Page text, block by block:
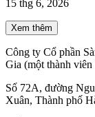
15 thg 6, 2026
Xem thêm
Công ty Cổ phần
Gia (một thành
Số 72A, đường
Xuân, Thành phố